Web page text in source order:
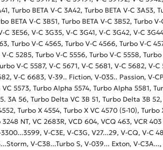
Turbo BETA V-C 3A42, Turbo BETA V-C 3A53,
BETA V-C 3B51, Turbo BETA V-C 3B52, Turbo
3E56, V-C 3G35, V-C 3G41, V-C 3G42, V-C
Turbo V-C 4565, Turbo V-C 4566, Turbo V-C
C 5285, Turbo V-C 5556, Turbo V-C 5558,
V-C 5587, V-C 5671, V-C 5681, V-C 5682, V-
V-C 6683, V-39.. Fiction, V-035.. Passion, V-
5573, Turbo Alpha 5574, Turbo Alpha 5581,
56, Turbo Delta VC 3B 51, Turbo Delta 3B
Turbo X 4554, Turbo X VC 4570 (5-10),
NT, VC 2683R, VCD 604, VCQ 463, VCR
V-C3E, V-C3G, V27...29, V-CQ, V-C
V-C38...Turbo S, V-039... Exton, V-